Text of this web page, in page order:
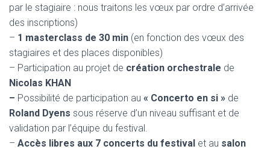
par le stagiaire : nous traitons les vœux par ordre d’arrivée
des inscriptions)
– 1 masterclass de 30 min (en fonction des vœux des
stagiaires et des places disponibles)
– Participation au projet de création orchestrale de
Nicolas KHAN
– Possibilité de participation au « Concerto en si » de
Roland Dyens sous réserve d’un niveau suffisant et de
validation par l’équipe du festival.
– Accès libres aux 7 concerts du festival et au salon